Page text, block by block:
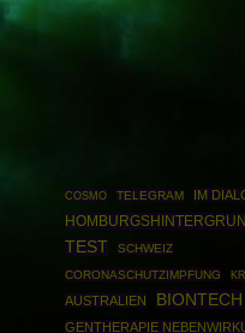
COSMO TELEGRAM IM
TEST
SCHWEIZ
CORONASCHUTZIMPFUNG
AUSTRALIEN BIONTECH
GENTHERAPIE